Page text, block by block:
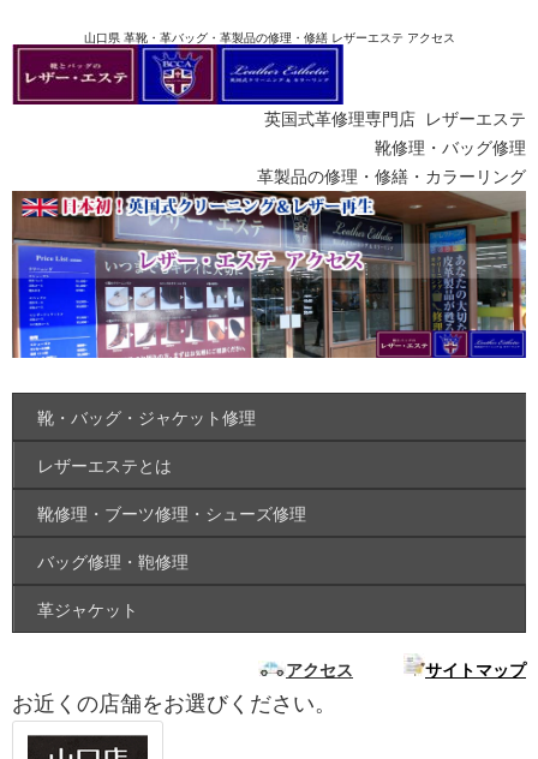
山口県 革靴・革バッグ・革製品の修理・修繕 レザーエステ アクセス
英国式革修理専門店 レザーエステ
靴修理・バッグ修理
革製品の修理・修繕・カラーリング
靴・バッグ・ジャケット修理
レザーエステとは
靴修理・ブーツ修理・シューズ修理
バッグ修理・鞄修理
革ジャケット
アクセス サイトマップ
お近くの店舗をお選びください。